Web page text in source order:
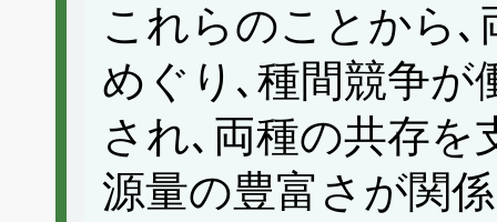
これらのことから
めぐり､種間競争が
され､両種の共存を
源量の豊富さが関